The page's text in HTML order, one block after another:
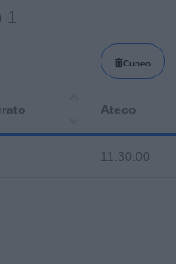
1
Cuneo
Ateco
11.30.00